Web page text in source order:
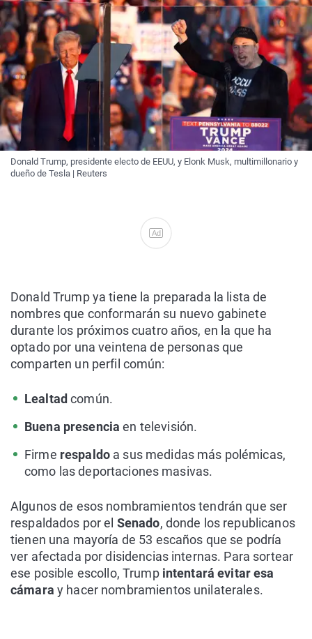
Donald Trump, presidente electo de EEUU, y Elonk Musk, multimillonario y
dueño de Tesla | Reuters
Ad
Donald Trump ya tiene la preparada la lista de
nombres que conformarán su nuevo gabinete
durante los próximos cuatro años, en la que ha
optado por una veintena de personas que
comparten un perfil común:
Lealtadcomún.
Buena presencia en televisión.
Firme respaldo a sus medidas más polémicas,
como las deportaciones masivas.
Algunos de esos nombramientos tendrán que ser
respaldados por el Senado, donde los republicanos
tienen una mayoría de 53 escaños que se podría
ver afectada por disidencias internas. Para sortear
ese posible escollo, Trump intentará evitar esa
cámara y hacer nombramientos unilaterales.